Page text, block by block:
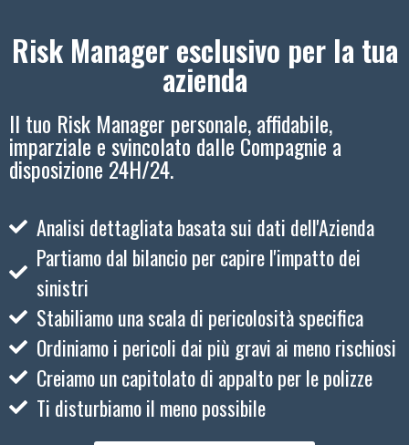
Risk Manager esclusivo per la tua
azienda
Il tuo Risk Manager personale, affidabile,
imparziale e svincolato dalle Compagnie a
disposizione 24H/24.
Analisi dettagliata basata sui dati dell'Azienda
Partiamo dal bilancio per capire l'impatto dei
sinistri
Stabiliamo una scala di pericolosità specifica
Ordiniamo i pericoli dai più gravi ai meno rischiosi
Creiamo un capitolato di appalto per le polizze
Ti disturbiamo il meno possibile